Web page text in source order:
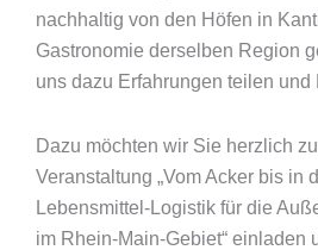
nachhaltig von den Höfen in
Gastronomie derselben Region
uns dazu Erfahrungen teilen
Dazu möchten wir Sie herzlich
Veranstaltung „Vom Acker bis in
Lebensmittel-Logistik für die
im Rhein-Main-Gebiet“ einladen